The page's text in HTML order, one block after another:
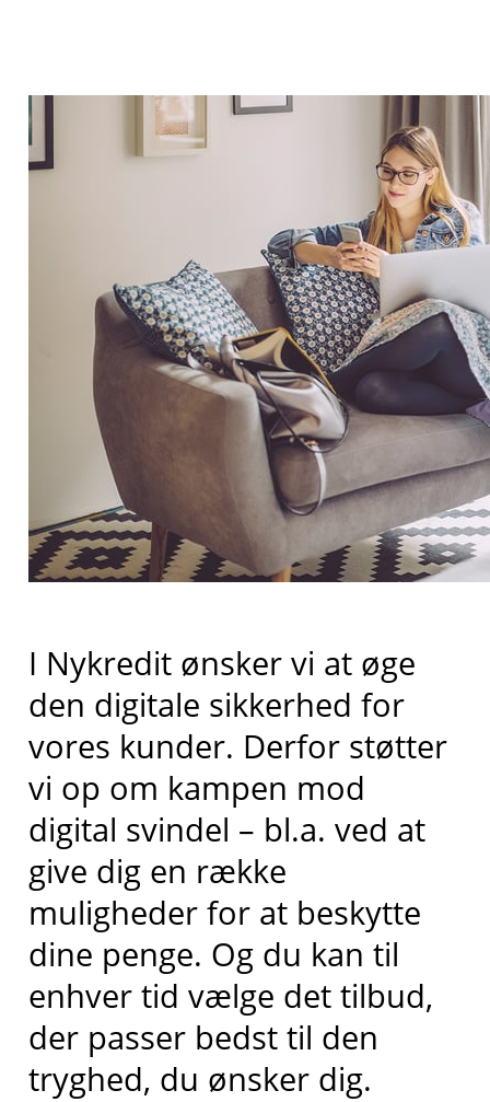
I Nykredit ønsker vi at øge
den digitale sikkerhed for
vores kunder. Derfor støtter
vi op om kampen mod
digital svindel – bl.a. ved at
give dig en række
muligheder for at beskytte
dine penge. Og du kan til
enhver tid vælge det tilbud,
der passer bedst til den
tryghed, du ønsker dig.